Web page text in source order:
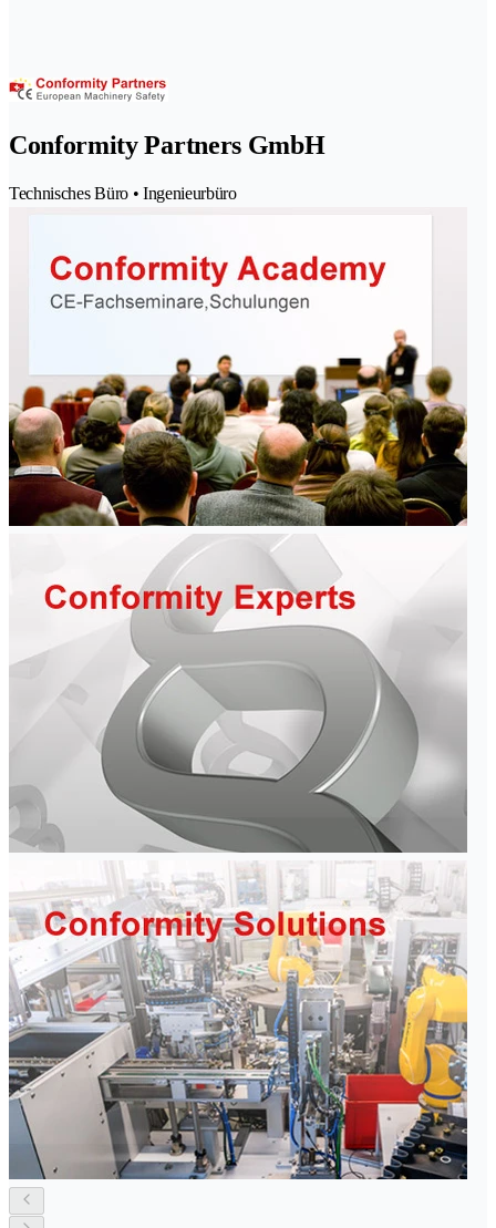
Conformity Partners GmbH
Technisches Büro • Ingenieurbüro